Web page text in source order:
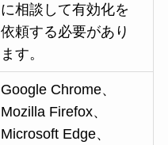
に相談して有効化を
依頼する必要があり
ます。
Google Chrome、
Mozilla Firefox、
Microsoft Edge、